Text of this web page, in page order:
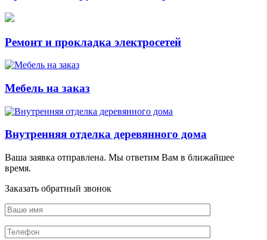
Ремонт и прокладка электросетей
Мебель на заказ
Внутренняя отделка деревянного дома
Ваша заявка отправлена. Мы ответим Вам в ближайшее
время.
Заказать обратный звонок